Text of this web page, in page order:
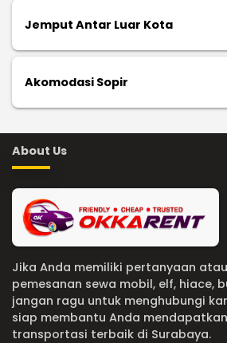
Jemput Antar Luar Kota
Akomodasi Sopir
About Us
Jika Anda memiliki pertanyaan
pemesanan sewa mobil, elf, hiace,
jangan ragu untuk menghubungi
siap membantu Anda
transportasi terbaik di Surabaya.